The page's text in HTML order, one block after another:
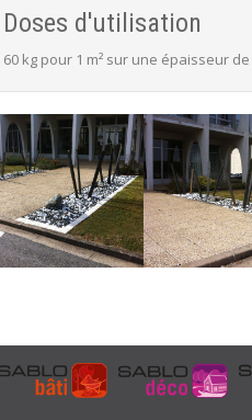
Doses d'utilisation
60 kg pour 1 m² sur une épaisseur de